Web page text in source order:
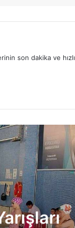
son dakika ve hızlı